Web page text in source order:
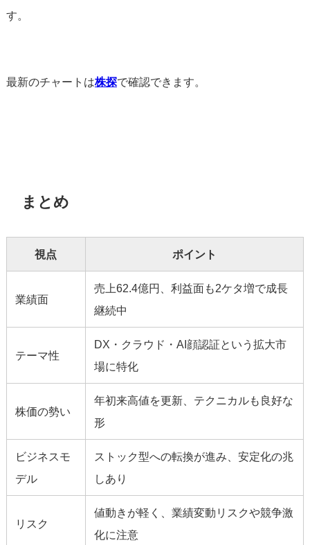
す。
最新のチャートは株探で確認できます。
まとめ
視点 ポイント
業績面
売上62.4億円、利益面も2ケタ増で成長
継続中
テーマ性
DX・クラウド・AI顔認証という拡大市
場に特化
株価の勢い
年初来高値を更新、テクニカルも良好な
形
ビジネスモ
デル
ストック型への転換が進み、安定化の兆
しあり
リスク
値動きが軽く、業績変動リスクや競争激
化に注意